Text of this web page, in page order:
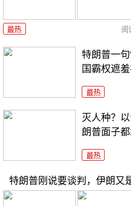
最热 阅
特朗普一
国霸权遮
最热
灭人种？
朗普面子都
最热
特朗普刚说要谈判，伊朗又